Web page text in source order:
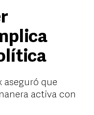
aseguró que
activa con